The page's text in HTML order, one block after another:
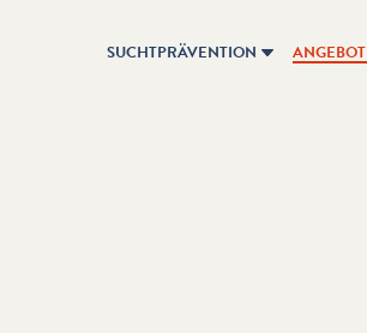
SUCHTPRÄVENTION ANGEBOT